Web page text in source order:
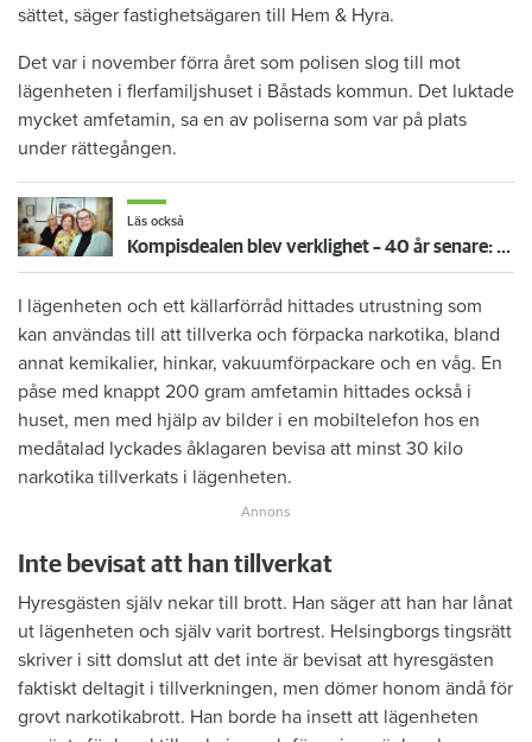
sättet, säger fastighetsägaren till Hem & Hyra.
Det var i november förra året som polisen slog till mot
lägenheten i flerfamiljshuset i Båstads kommun. Det luktade
mycket amfetamin, sa en av poliserna som var på plats
under rättegången.
Läs också
Kompisdealen blev verklighet – 40 år senare: "Flera fina fördelar med att dela bostad"
I lägenheten och ett källarförråd hittades utrustning som
kan användas till att tillverka och förpacka narkotika, bland
annat kemikalier, hinkar, vakuumförpackare och en våg. En
påse med knappt 200 gram amfetamin hittades också i
huset, men med hjälp av bilder i en mobiltelefon hos en
medåtalad lyckades åklagaren bevisa att minst 30 kilo
narkotika tillverkats i lägenheten.
Inte bevisat att han tillverkat
Hyresgästen själv nekar till brott. Han säger att han har lånat
ut lägenheten och själv varit bortrest. Helsingborgs tingsrätt
skriver i sitt domslut att det inte är bevisat att hyresgästen
faktiskt deltagit i tillverkningen, men dömer honom ändå för
grovt narkotikabrott. Han borde ha insett att lägenheten